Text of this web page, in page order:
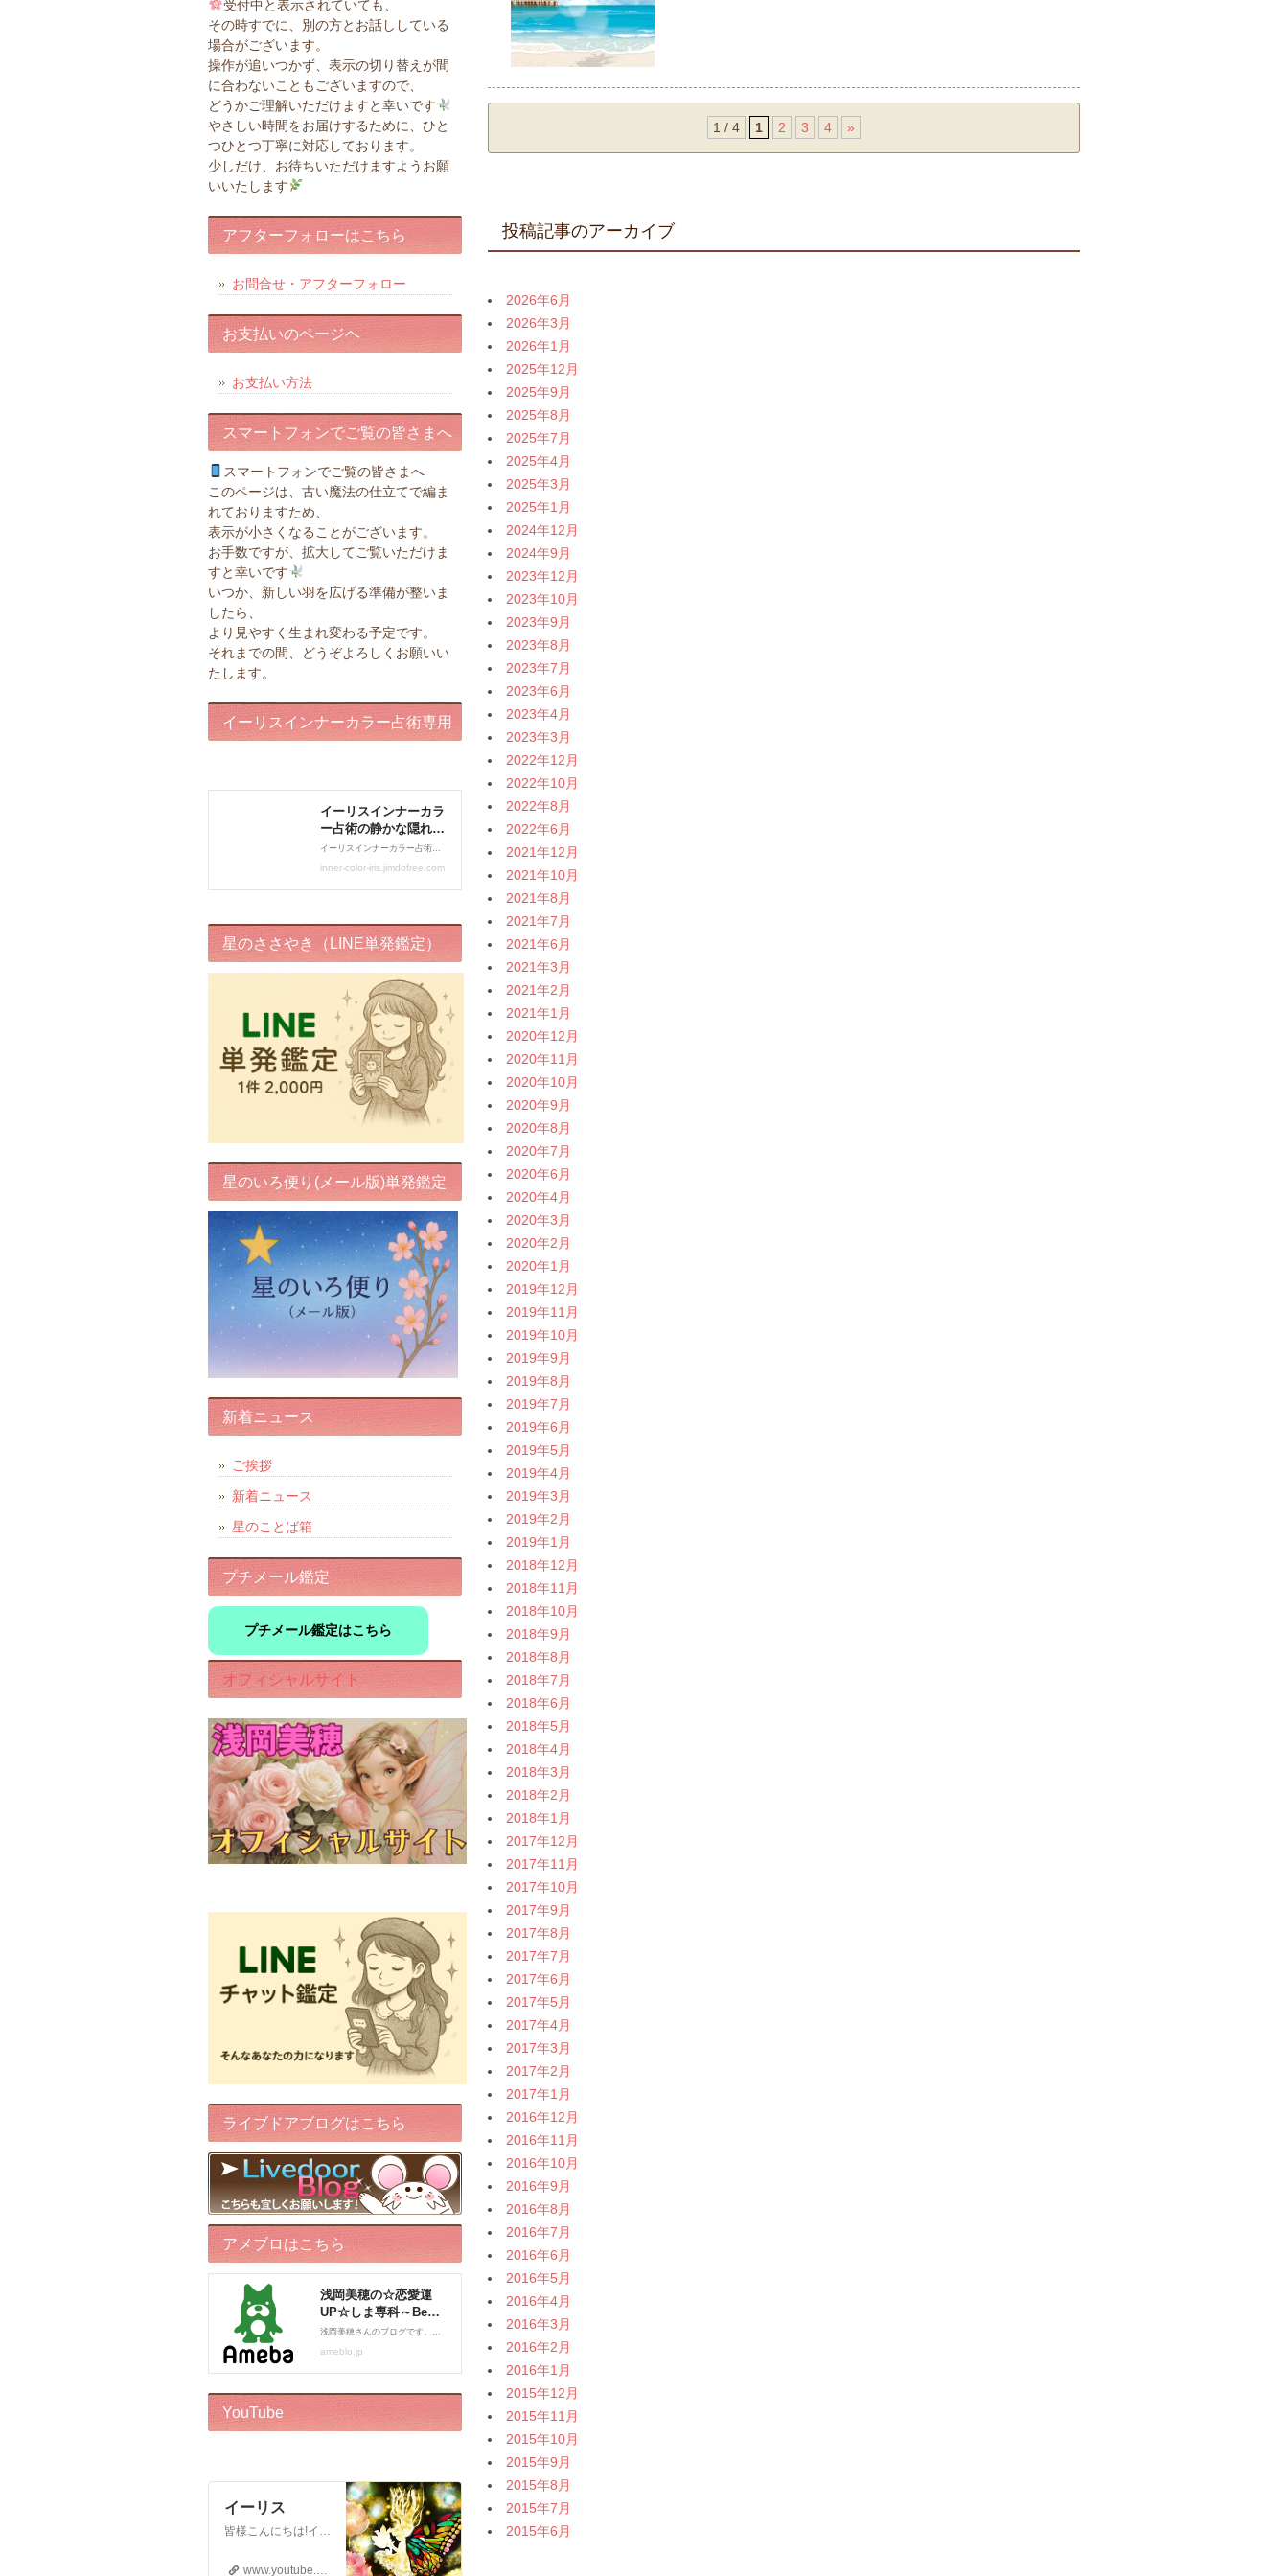
1 / 4 1 2 3 4 »
投稿記事のアーカイブ
2026年6月
2026年3月
2026年1月
2025年12月
2025年9月
2025年8月
2025年7月
2025年4月
2025年3月
2025年1月
2024年12月
2024年9月
2023年12月
2023年10月
2023年9月
2023年8月
2023年7月
2023年6月
2023年4月
2023年3月
2022年12月
2022年10月
2022年8月
2022年6月
2021年12月
2021年10月
2021年8月
2021年7月
2021年6月
2021年3月
2021年2月
2021年1月
2020年12月
2020年11月
2020年10月
2020年9月
2020年8月
2020年7月
2020年6月
2020年4月
2020年3月
2020年2月
2020年1月
2019年12月
2019年11月
2019年10月
2019年9月
2019年8月
2019年7月
2019年6月
2019年5月
2019年4月
2019年3月
2019年2月
2019年1月
2018年12月
2018年11月
2018年10月
2018年9月
2018年8月
2018年7月
2018年6月
2018年5月
2018年4月
2018年3月
2018年2月
2018年1月
2017年12月
2017年11月
2017年10月
2017年9月
2017年8月
2017年7月
2017年6月
2017年5月
2017年4月
2017年3月
2017年2月
2017年1月
2016年12月
2016年11月
2016年10月
2016年9月
2016年8月
2016年7月
2016年6月
2016年5月
2016年4月
2016年3月
2016年2月
2016年1月
2015年12月
2015年11月
2015年10月
2015年9月
2015年8月
2015年7月
2015年6月
受付中と表示されていても、
その時すでに、別の方とお話ししている
場合がございます。
操作が追いつかず、表示の切り替えが間
に合わないこともございますので、
どうかご理解いただけますと幸いです
やさしい時間をお届けするために、ひと
つひとつ丁寧に対応しております。
少しだけ、お待ちいただけますようお願
いいたします
アフターフォローはこちら
お問合せ・アフターフォロー
お支払いのページヘ
お支払い方法
スマートフォンでご覧の皆さまへ
スマートフォンでご覧の皆さまへ
このページは、古い魔法の仕立てで編ま
れておりますため、
表示が小さくなることがございます。
お手数ですが、拡大してご覧いただけま
すと幸いです
いつか、新しい羽を広げる準備が整いま
したら、
より見やすく生まれ変わる予定です。
それまでの間、どうぞよろしくお願いい
たします。
イーリスインナーカラー占術専用
星のささやき（LINE単発鑑定）
星のいろ便り(メール版)単発鑑定
新着ニュース
ご挨拶
新着ニュース
星のことば箱
プチメール鑑定
プチメール鑑定はこちら
オフィシャルサイト
ライブドアブログはこちら
アメブロはこちら
YouTube
イーリス
皆様こんにちは!イーリスです! ドリーバーチュー博士公認 エンジェル・イントゥイティブ（AI）™です。 心理カウンセラー、カードセラピスト、アドバイザー、執筆をしております。 このチャンネルはボランティアでお届けしております。私自身がオラクルカードに救われた一人なので、 誰かのお役に立ちたいという気持ちからスタートいたしました! ※2018年12月22日から…
www.youtube.com